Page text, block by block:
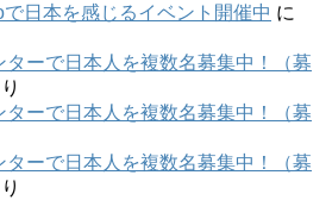
日本を感じるイベント開催中 に
ーで日本人を複数名募集中！（募
ーで日本人を複数名募集中！（募
ーで日本人を複数名募集中！（募